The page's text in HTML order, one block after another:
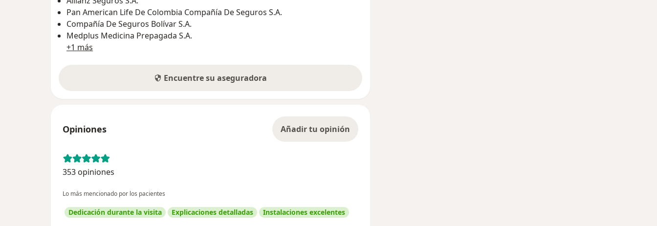
Pan American Life De Colombia Compañía De Seguros S.A.
Compañía De Seguros Bolívar S.A.
Medplus Medicina Prepagada S.A.
+1 más
Encuentre su aseguradora
Opiniones Añadir tu opinión
353 opiniones
Lo más mencionado por los pacientes
Dedicación durante la visita Explicaciones detalladas Instalaciones excelentes